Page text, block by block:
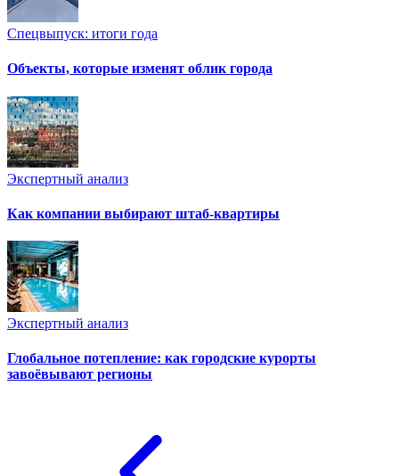
Спецвыпуск: итоги года
Объекты, которые изменят облик города
Экспертный анализ
Как компании выбирают штаб-квартиры
Экспертный анализ
Глобальное потепление: как городские курорты
завоёвывают регионы